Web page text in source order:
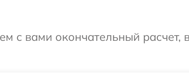
с вами окончательный расчет,